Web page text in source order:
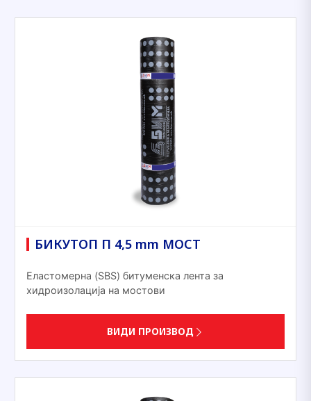
БИКУТОП П 4,5 mm МОСТ
Еластомерна (SBS) битуменска лента за
хидроизолација на мостови
ВИДИ ПРОИЗВОД